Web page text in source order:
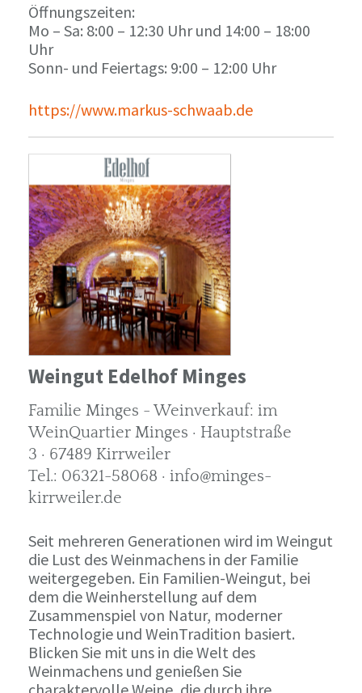
Öffnungszeiten:
Mo – Sa: 8:00 – 12:30 Uhr und 14:00 – 18:00
Uhr
Sonn- und Feiertags: 9:00 – 12:00 Uhr
https://www.markus-schwaab.de
Weingut Edelhof Minges
Familie Minges - Weinverkauf: im
WeinQuartier Minges · Hauptstraße
3 · 67489 Kirrweiler
Tel.: 06321-58068 · info@minges-
kirrweiler.de
Seit mehreren Generationen wird im Weingut
die Lust des Weinmachens in der Familie
weitergegeben. Ein Familien-Weingut, bei
dem die Weinherstellung auf dem
Zusammenspiel von Natur, moderner
Technologie und WeinTradition basiert.
Blicken Sie mit uns in die Welt des
Weinmachens und genießen Sie